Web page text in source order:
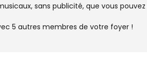
sans publicité, que vous
5 autres membres de votre foyer !